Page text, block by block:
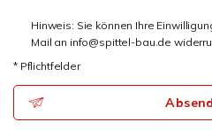
Hinweis: Sie können Ihre
Mail an info@spittel-bau.de
* Pflichtfelder